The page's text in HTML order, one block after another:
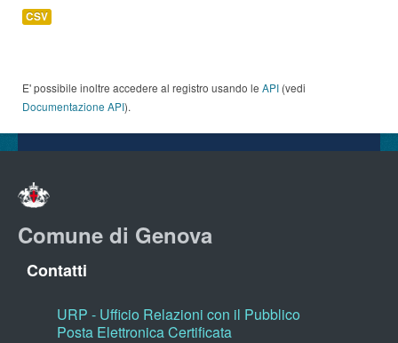
CSV
E' possibile inoltre accedere al registro usando le API (vedi
Documentazione API).
Comune di Genova
Contatti
URP - Ufficio Relazioni con il Pubblico
Posta Elettronica Certificata